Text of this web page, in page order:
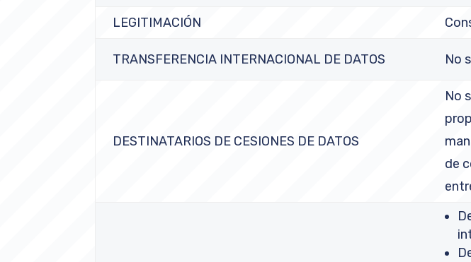
LEGITIMACIÓN
TRANSFERENCIA INTERNACIONAL DE DATOS No
DESTINATARIOS DE CESIONES DE DATOS
No
de